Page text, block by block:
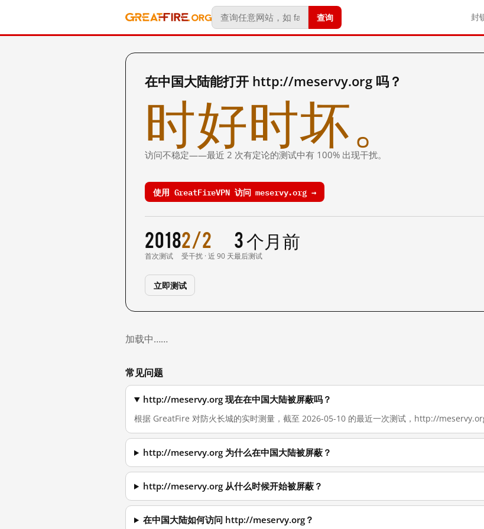
查询 封
在中国大陆能打开 http://meservy.org 吗？
时好时坏。
访问不稳定——最近 2 次有定论的测试中有 100% 出现干扰。
使用 GreatFireVPN 访问 meservy.org →
2018
首次测试
2/2
受干扰 · 近 90 天
3 个月前
最后测试
立即测试
加载中……
常见问题
http://meservy.org 现在在中国大陆被屏蔽吗？
根据 GreatFire 对防火长城的实时测量，截至 2026-05-10 的最近一次测试，http://
http://meservy.org 为什么在中国大陆被屏蔽？
http://meservy.org 从什么时候开始被屏蔽？
在中国大陆如何访问 http://meservy.org？